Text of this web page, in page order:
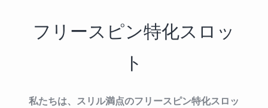
フリースピン特化スロッ
ト
私たちは、スリル満点のフリースピン特化スロッ